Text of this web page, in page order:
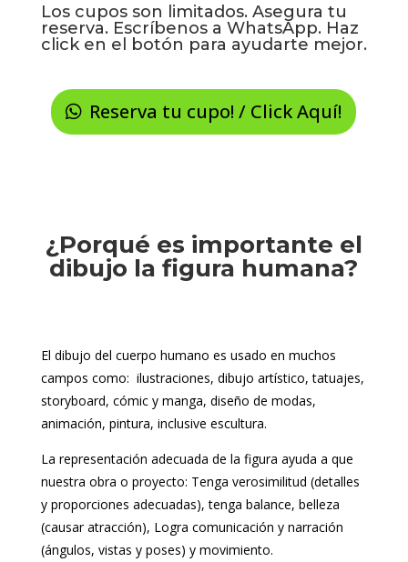
Los cupos son limitados. Asegura tu
reserva. Escríbenos a WhatsApp. Haz
click en el botón para ayudarte mejor.
Reserva tu cupo! / Click Aquí!
¿Porqué es importante el
dibujo la figura humana?
El dibujo del cuerpo humano es usado en muchos
campos como: ilustraciones, dibujo artístico, tatuajes,
storyboard, cómic y manga, diseño de modas,
animación, pintura, inclusive escultura.
La representación adecuada de la figura ayuda a que
nuestra obra o proyecto: Tenga verosimilitud (detalles
y proporciones adecuadas), tenga balance, belleza
(causar atracción), Logra comunicación y narración
(ángulos, vistas y poses) y movimiento.